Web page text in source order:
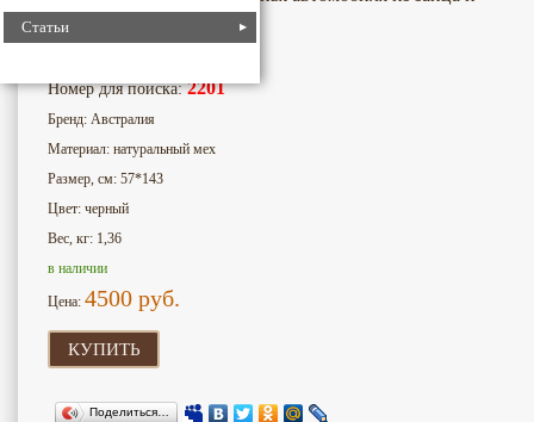
Статьиовчины 03 черный
Номер для поиска:2201
Бренд: Австралия
Материал: натуральный мех
Размер, см: 57*143
Цвет: черный
Вес, кг: 1,36
в наличии
Цена: 4500 руб.
КУПИТЬ
Поделиться…